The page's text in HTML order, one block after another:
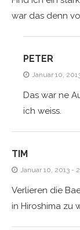
war das denn
PETER
Januar 10,
Das war ne
ich weiss.
TIM
Januar 10, 2013 -
Verlieren die
in Hiroshima zu